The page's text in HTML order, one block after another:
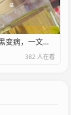
认识红斑黑变病，一文掌握科学应对与治疗
382 人在看